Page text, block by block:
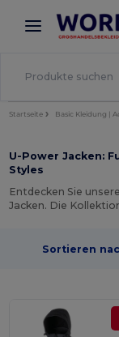
× Bessere
Startseite Basic Kleidung |
U-Power Jacken:
Styles
Entdecken Sie
Jacken. Die
Sortieren